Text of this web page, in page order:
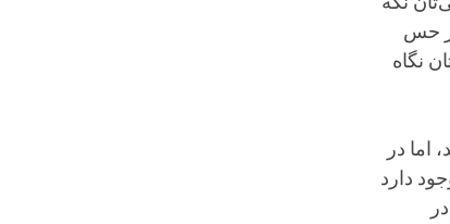
حس
نگاه
اما در
دارد